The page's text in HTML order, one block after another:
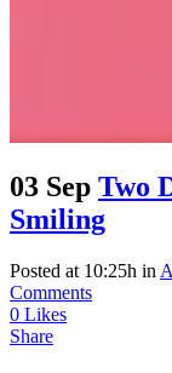
03 Sep Two
Smiling
Posted at 10:25h in
Comments
0 Likes
Share